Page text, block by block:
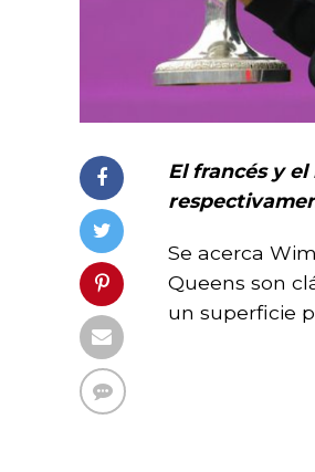
El francés y
Se acerca
Queens son
un superficie